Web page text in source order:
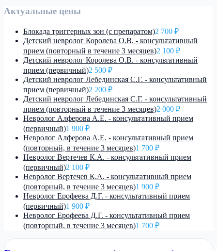
Актуальные цены
Блокада триггерных зон (с препаратом)2 700 ₽
Детский невролог Королева О.В. - консультативный
прием (повторный в течение 3 месяцев)2 100 ₽
Детский невролог Королева О.В. - консультативный
прием (первичный)2 500 ₽
Детский невролог Лебединская С.Г. - консультативный
прием (первичный)2 200 ₽
Детский невролог Лебединская С.Г. - консультативный
прием (повторный в течение 3 месяцев)2 000 ₽
Невролог Алферова А.Е. - консультативный прием
(первичный)1 900 ₽
Невролог Алферова А.Е. - консультативный прием
(повторный, в течение 3 месяцев)1 700 ₽
Невролог Вертечев К.А. - консультативный прием
(первичный)2 100 ₽
Невролог Вертечев К.А. - консультативный прием
(повторный, в течение 3 месяцев)1 900 ₽
Невролог Ерофеева Д.Г. - консультативный прием
(первичный)1 900 ₽
Невролог Ерофеева Д.Г. - консультативный прием
(повторный, в течение 3 месяцев)1 700 ₽